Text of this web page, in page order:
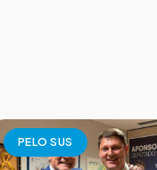
PELO SUS